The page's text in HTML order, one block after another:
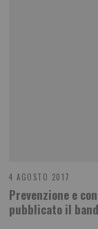
4 AGOSTO 2017
Prevenzione e
pubblicato il